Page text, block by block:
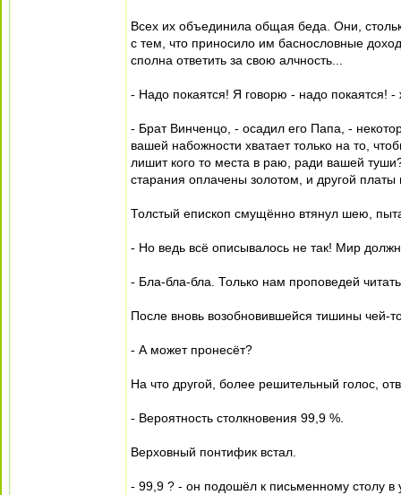
Всех их объединила общая беда. Они,
с тем, что приносило им баснословные
сполна ответить за свою алчность...
- Надо покаятся! Я говорю - надо покаятся!
- Брат Винченцо, - осадил его Папа, -
вашей набожности хватает только на то,
лишит кого то места в раю, ради вашей
старания оплачены золотом, и другой платы
Толстый епископ смущённо втянул шею,
- Но ведь всё описывалось не так! Мир
- Бла-бла-бла. Только нам проповедей
После вновь возобновившейся тишины чей-
- А может пронесёт?
На что другой, более решительный голос,
- Вероятность столкновения 99,9 %.
Верховный понтифик встал.
- 99,9 ? - он подошёл к письменному столу